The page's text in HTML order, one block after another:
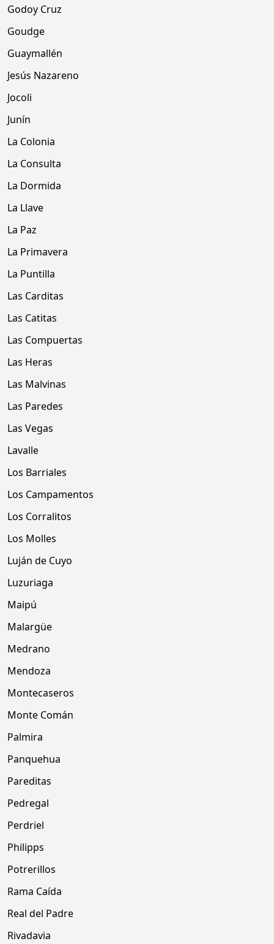
Godoy Cruz
Goudge
Guaymallén
Jesús Nazareno
Jocoli
Junín
La Colonia
La Consulta
La Dormida
La Llave
La Paz
La Primavera
La Puntilla
Las Carditas
Las Catitas
Las Compuertas
Las Heras
Las Malvinas
Las Paredes
Las Vegas
Lavalle
Los Barriales
Los Campamentos
Los Corralitos
Los Molles
Luján de Cuyo
Luzuriaga
Maipú
Malargüe
Medrano
Mendoza
Montecaseros
Monte Comán
Palmira
Panquehua
Pareditas
Pedregal
Perdriel
Philipps
Potrerillos
Rama Caída
Real del Padre
Rivadavia